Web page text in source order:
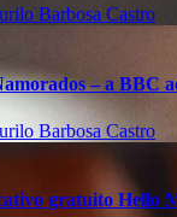
Barbosa Castro
– a BBC
Barbosa Castro
gratuito Hello